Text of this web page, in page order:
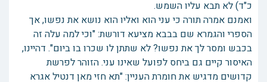
כ"ד) לא תבא עליו השמש.
ואמנם אמרה תורה כי עני הוא ואליו הוא נושא את נפשו, אך
הספרי והגמרא שם בבבא מציעא דורשת: "וכי למה עלה זה
בכבש ומסר לך את נפשו? לא שתתן לו שכרו בו ביום". דהיינו,
האיסור קיים גם ביחס לפועל שאינו עני. הזוהר לפרשת
קדושים מדגיש את חומרת העניין: "תא חזי מאן דנטיל אגרא